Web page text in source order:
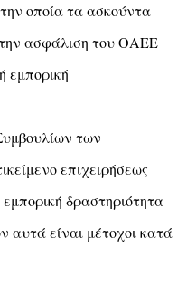
οποία τα ασκούντα
ασφάλιση του ΟΑΕΕ
εμπορική
των
επιχειρήσεως
δραστηριότητα
αυτά είναι μέτοχοι κατά